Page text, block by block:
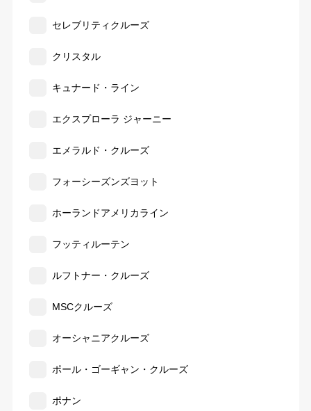
セレブリティクルーズ
クリスタル
キュナード・ライン
エクスプローラ ジャーニー
エメラルド・クルーズ
フォーシーズンズヨット
ホーランドアメリカライン
フッティルーテン
ルフトナー・クルーズ
MSCクルーズ
オーシャニアクルーズ
ポール・ゴーギャン・クルーズ
ポナン